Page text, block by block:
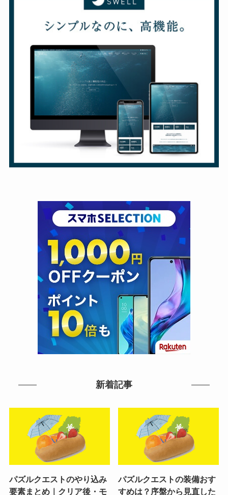
新着記事
パズルクエストのやり込み
要素まとめ｜クリア後・モ
パズルクエストの装備おす
すめは？序盤から見直した